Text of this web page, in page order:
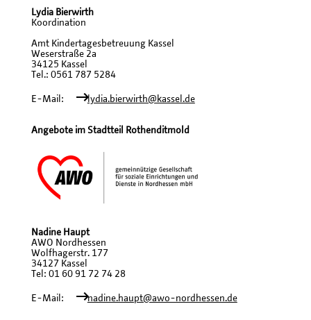
Lydia Bierwirth
Koordination
Amt Kindertagesbetreuung Kassel
Weserstraße 2a
34125 Kassel
Tel.: 0561 787 5284
E-Mail: lydia.bierwirth@kassel.de
Angebote im Stadtteil Rothenditmold
Nadine Haupt
AWO Nordhessen
Wolfhagerstr. 177
34127 Kassel
Tel: 01 60 91 72 74 28
E-Mail: nadine.haupt@awo-nordhessen.de